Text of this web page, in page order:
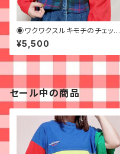
◉ワクワクスルキモチのチェック
ベスト◉古着
¥5,500
セール中の商品